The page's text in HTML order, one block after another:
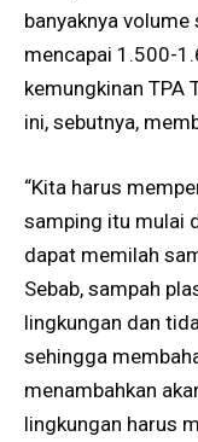
banyaknya
mencapai 1.500-
kemungkinan TPA
ini, sebutnya,
“Kita harus
samping itu mulai
dapat memilah
Sebab, sampah
lingkungan dan
sehingga
menambahkan
lingkungan harus